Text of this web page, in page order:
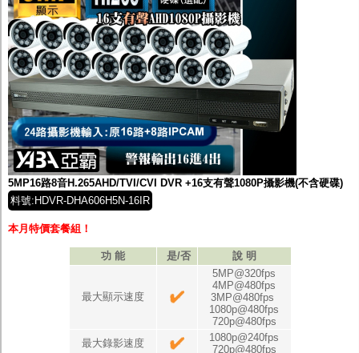
5MP16路8音H.265AHD/TVI/CVI DVR +16支有聲1080P攝影機(不含硬碟)
料號:HDVR-DHA606H5N-16IR
本月特價套餐組！
功 能 是/否 說 明
最大顯示速度
5MP@320fps
4MP@480fps
3MP@480fps
1080p@480fps
720p@480fps
最大錄影速度
1080p@240fps
720p@480fps